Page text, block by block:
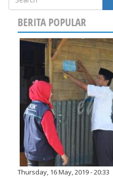
BERITA POPULAR
Thursday, 16 May, 2019 - 20:33